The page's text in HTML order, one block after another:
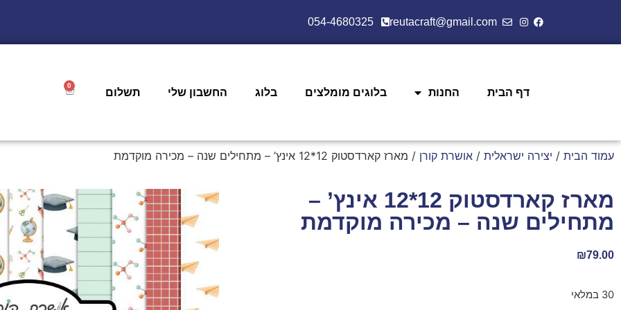
reutacraft@gmail.com
054-4680325
דף הבית החנות בלוגים מומלצים בלוג החשבון שלי תשלום
0
עמוד הבית / יצירה ישראלית / אושרת קורן / מארז קארדסטוק 12*12 אינץ’ – מתחילים שנה – מכירה מוקדמת
מארז קארדסטוק 12*12 אינץ’ –
מתחילים שנה – מכירה מוקדמת
₪79.00
30 במלאי